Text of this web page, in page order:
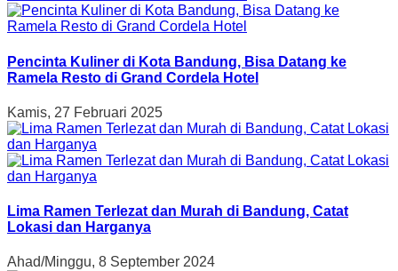
Pencinta Kuliner di Kota Bandung, Bisa Datang ke
Ramela Resto di Grand Cordela Hotel
Kamis, 27 Februari 2025
Lima Ramen Terlezat dan Murah di Bandung, Catat
Lokasi dan Harganya
Ahad/Minggu, 8 September 2024